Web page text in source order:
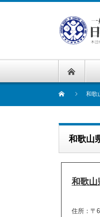
和歌
和歌山
和歌山
住所：〒